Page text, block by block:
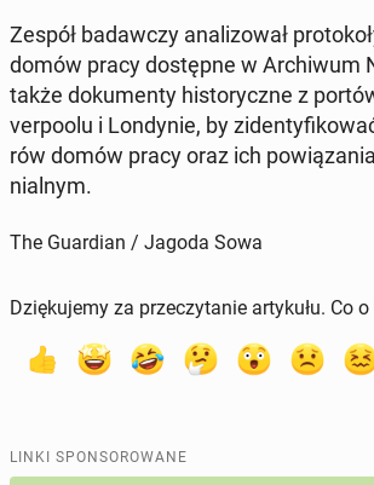
Zespół ba­daw­czy ana­li­zo­wał
domów pracy do­stęp­ne w Ar­chi­wum
także do­ku­men­ty hi­sto­rycz­ne z
ver­po­olu i Lon­dy­nie, by
rów domów pracy oraz ich
nial­nym.
The Guardian / Jagoda Sowa
Dziękujemy za przeczytanie artykułu. Co
LINKI SPONSOROWANE